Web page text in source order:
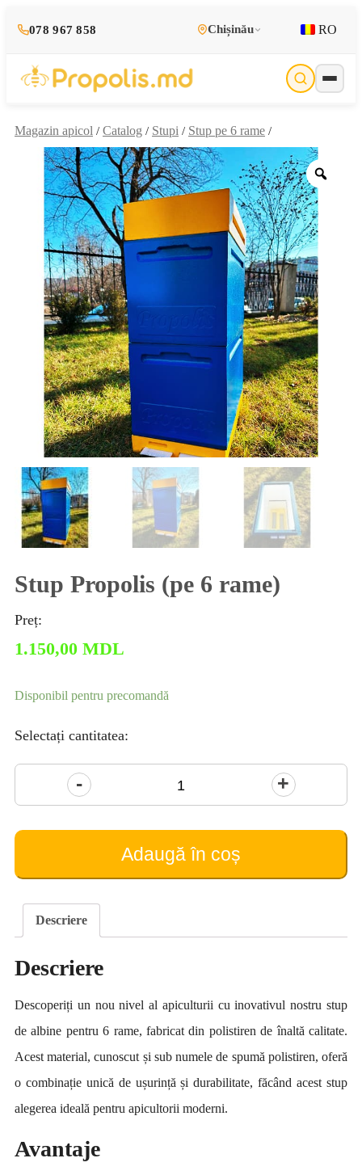
078 967 858 Chișinău RO
Magazin apicol / Catalog / Stupi / Stup pe 6 rame /
Stup Propolis (pe 6 rame)
Preț:
1.150,00 MDL
Disponibil pentru precomandă
Selectați cantitatea:
Cantitate
Stup
Propolis
rame)
Adaugă în coș
Descriere
Descriere
Descoperiți un nou nivel al apiculturii cu inovativul nostru stup
de albine pentru 6 rame, fabricat din polistiren de înaltă calitate.
Acest material, cunoscut și sub numele de spumă polistiren, oferă
o combinație unică de ușurință și durabilitate, făcând acest stup
alegerea ideală pentru apicultorii moderni.
Avantaje